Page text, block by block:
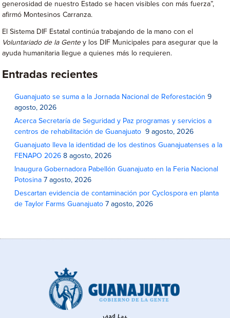
generosidad de nuestro Estado se hacen visibles con más fuerza”,
afirmó Montesinos Carranza.
El Sistema DIF Estatal continúa trabajando de la mano con el
Voluntariado de la Gentey los DIF Municipales para asegurar que la
ayuda humanitaria llegue a quienes más lo requieren.
Entradas recientes
Guanajuato se suma a la Jornada Nacional de Reforestación 9
agosto, 2026
Acerca Secretaría de Seguridad y Paz programas y servicios a
centros de rehabilitación de Guanajuato
9 agosto, 2026
Guanajuato lleva la identidad de los destinos Guanajuatenses a la
FENAPO 2026 8 agosto, 2026
Inaugura Gobernadora Pabellón Guanajuato en la Feria Nacional
Potosina 7 agosto, 2026
Descartan evidencia de contaminación por Cyclospora en planta
de Taylor Farms Guanajuato 7 agosto, 2026